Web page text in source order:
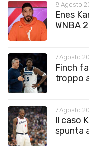
8 Agosto
Enes
WNBA
7 Agosto
Finch
troppo
7 Agosto
Il caso
spunta